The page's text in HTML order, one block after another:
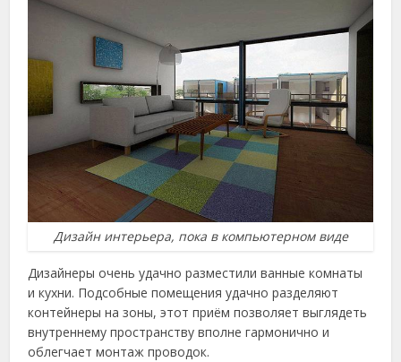
Дизайн интерьера, пока в компьютерном виде
Дизайнеры очень удачно разместили ванные комнаты
и кухни. Подсобные помещения удачно разделяют
контейнеры на зоны, этот приём позволяет выглядеть
внутреннему пространству вполне гармонично и
облегчает монтаж проводок.